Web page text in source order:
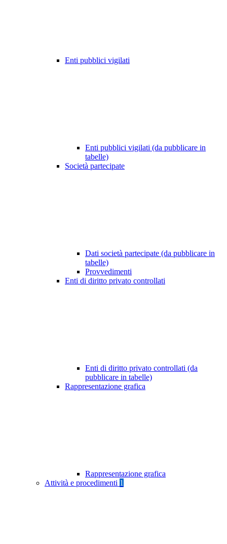
Enti pubblici vigilati
Enti pubblici vigilati (da pubblicare in
tabelle)
Società partecipate
Dati società partecipate (da pubblicare in
tabelle)
Provvedimenti
Enti di diritto privato controllati
Enti di diritto privato controllati (da
pubblicare in tabelle)
Rappresentazione grafica
Rappresentazione grafica
Attività e procedimenti 1